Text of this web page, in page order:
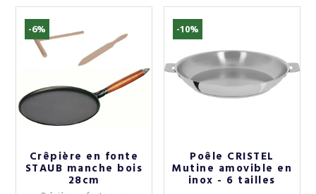
-6%
Crêpière en fonte
STAUB manche bois
28cm
-10%
Poêle CRISTEL
Mutine amovible en
inox - 6 tailles